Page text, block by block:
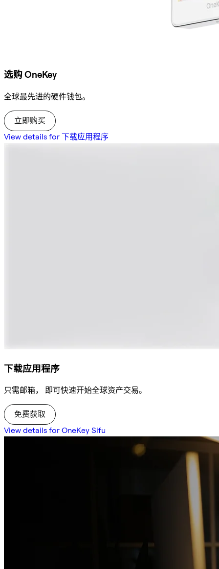
选购 OneKey
全球最先进的硬件钱包。
立即购买
View details for 下载应用程序
下载应用程序
只需邮箱， 即可快速开始全球资产交易。
免费获取
View details for OneKey Sifu